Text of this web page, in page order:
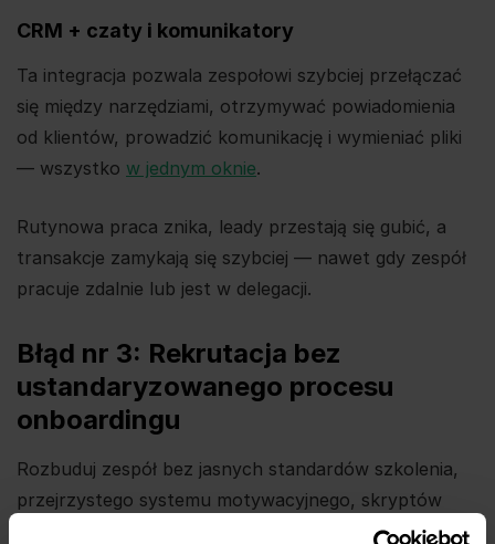
CRM + czaty i komunikatory
Ta integracja pozwala zespołowi szybciej przełączać
się między narzędziami, otrzymywać powiadomienia
od klientów, prowadzić komunikację i wymieniać pliki
— wszystko w jednym oknie.
Rutynowa praca znika, leady przestają się gubić, a
transakcje zamykają się szybciej — nawet gdy zespół
pracuje zdalnie lub jest w delegacji.
Błąd nr 3: Rekrutacja bez
ustandaryzowanego procesu
onboardingu
Rozbuduj zespół bez jasnych standardów szkolenia,
przejrzystego systemu motywacyjnego, skryptów
sprzedażowych i zdefiniowanej strategii —a